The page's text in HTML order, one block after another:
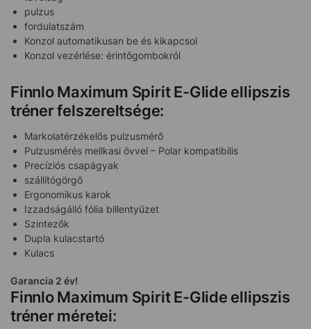
pulzus
fordulatszám
Konzol automatikusan be és kikapcsol
Konzol vezérlése: érintőgombokról
Finnlo Maximum Spirit E-Glide ellipszis
tréner felszereltsége:
Markolatérzékelős pulzusmérő
Pulzusmérés mellkasi övvel – Polar kompatibilis
Precíziós csapágyak
szállítógörgő
Ergonomikus karok
Izzadságálló fólia billentyűzet
Szintezők
Dupla kulacstartó
Kulacs
Garancia 2 év!
Finnlo Maximum Spirit E-Glide ellipszis
tréner méretei: